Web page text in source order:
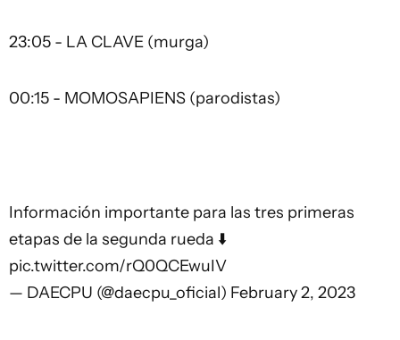
23:05 - LA CLAVE (murga)
00:15 - MOMOSAPIENS (parodistas)
Información importante para las tres primeras
etapas de la segunda rueda ⬇️
pic.twitter.com/rQ0QCEwuIV
— DAECPU (@daecpu_oficial) February 2, 2023